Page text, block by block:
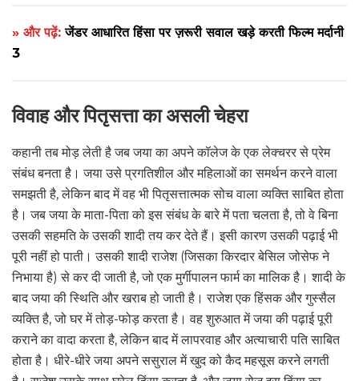
» और पढ़ें:जेंडर आधारित हिंसा पर ज़रूरी सवाल खड़े करती फिल्म मर्दानी
3
विवाह और पितृसत्ता का असली चेहरा
कहानी तब मोड़ लेती है जब जया का अपने कॉलेज के एक लेक्चरर से प्रेम
संबंध बनता है। जया उसे प्रगतिशील और महिलाओं का समर्थन करने वाला
समझती है, लेकिन बाद में वह भी पितृसत्तात्मक सोच वाला व्यक्ति साबित होता
है। जब जया के माता-पिता को इस संबंध के बारे में पता चलता है, तो वे बिना
उसकी सहमति के उसकी शादी तय कर देते हैं। इसी कारण उसकी पढ़ाई भी
पूरी नहीं हो पाती। उसकी शादी राजेश (जिसका किरदार बेसिल जोसेफ ने
निभाया है) से कर दी जाती है, जो एक मुर्गीपालन फार्म का मालिक है। शादी के
बाद जया की स्थिति और खराब हो जाती है। राजेश एक हिंसक और गुस्सैल
व्यक्ति है, जो घर में तोड़-फोड़ करता है। वह शुरुआत में जया की पढ़ाई पूरी
कराने का वादा करता है, लेकिन बाद में लापरवाह और अत्याचारी पति साबित
होता है। धीरे-धीरे जया अपने ससुराल में खुद को कैद महसूस करने लगती